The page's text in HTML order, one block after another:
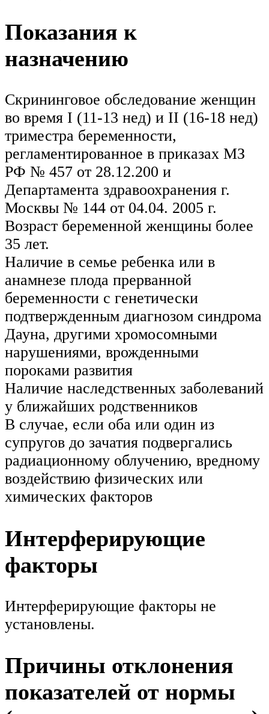
Показания к
назначению
Скрининговое обследование женщин
во время I (11-13 нед) и II (16-18 нед)
триместра беременности,
регламентированное в приказах МЗ
РФ № 457 от 28.12.200 и
Департамента здравоохранения г.
Москвы № 144 от 04.04. 2005 г.
Возраст беременной женщины более
35 лет.
Наличие в семье ребенка или в
анамнезе плода прерванной
беременности с генетически
подтвержденным диагнозом синдрома
Дауна, другими хромосомными
нарушениями, врожденными
пороками развития
Наличие наследственных заболеваний
у ближайших родственников
В случае, если оба или один из
супругов до зачатия подвергались
радиационному облучению, вредному
воздействию физических или
химических факторов
Интерферирующие
факторы
Интерферирующие факторы не
установлены.
Причины отклонения
показателей от нормы